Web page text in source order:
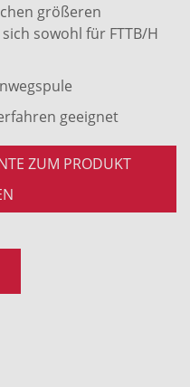
größeren
sowohl für FTTB/H
geeignet
ZUM PRODUKT